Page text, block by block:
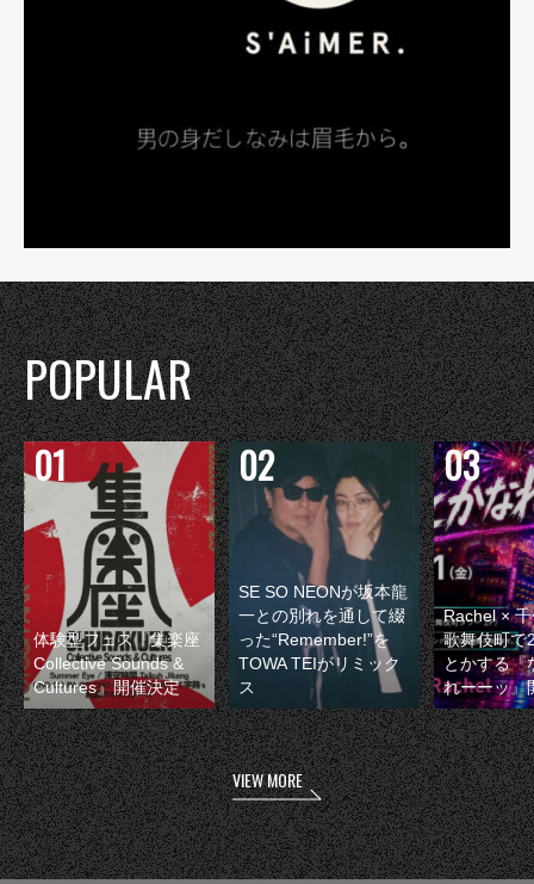
POPULAR
体験型フェス『集楽座
Collective Sounds &
Cultures』開催決定
SE SO NEONが坂本龍
一との別れを通して綴
った“Remember!”を
TOWA TEIがリミック
ス
Rachel ×
歌舞伎町で
とかする『
れーーッ』
VIEW MORE